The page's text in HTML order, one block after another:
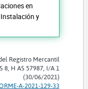
en
y
Registro Mercantil
8, H AS 57987, I/A 1
(30/06/2021)
A-2021-129-33